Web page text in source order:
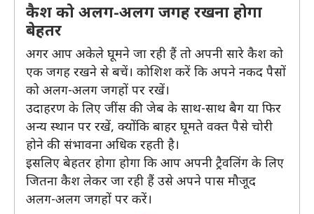
कैश को अलग-अलग जगह रखना होगा
बेहतर
अगर आप अकेले घूमने जा रही हैं तो अपनी सारे कैश को
एक जगह रखने से बचें। कोशिश करें कि अपने नकद पैसों
को अलग-अलग जगहों पर रखें।
उदाहरण के लिए जींस की जेब के साथ-साथ बैग या फिर
अन्य स्थान पर रखें, क्योंकि बाहर घूमते वक्त पैसे चोरी
होने की संभावना अधिक रहती है।
इसलिए बेहतर होगा होगा कि आप अपनी ट्रैवलिंग के लिए
जितना कैश लेकर जा रही हैं उसे अपने पास मौजूद
अलग-अलग जगहों पर करें।